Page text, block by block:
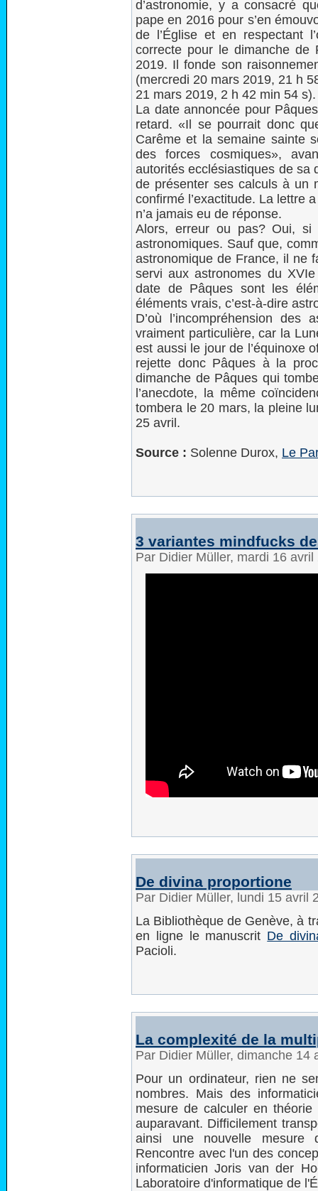
d’astronomie, y a consacré
pape en 2016 pour s’en
de l’Église et en respectant
correcte pour le dimanche de
2019. Il fonde son
(mercredi 20 mars 2019, 21 h
21 mars 2019, 2 h 42 min 54 s).
La date annoncée pour
retard. «Il se pourrait donc
Carême et la semaine sainte
des forces cosmiques»,
autorités ecclésiastiques de sa
de présenter ses calculs à un
confirmé l’exactitude. La lettre
n’a jamais eu de réponse.
Alors, erreur ou pas? Oui, si
astronomiques. Sauf que,
astronomique de France, il ne
servi aux astronomes du
date de Pâques sont les
éléments vrais, c’est-à-dire
D’où l’incompréhension des
vraiment particulière, car la
est aussi le jour de l’équinoxe
rejette donc Pâques à la
dimanche de Pâques qui
l’anecdote, la même
tombera le 20 mars, la pleine
25 avril.
Source : Solenne Durox, Le
3 variantes mindfucks
Par Didier Müller, mardi 16
De divina proportione
Par Didier Müller, lundi 15 avril
La Bibliothèque de Genève, à
en ligne le manuscrit De
Pacioli.
La complexité de la
Par Didier Müller, dimanche 14
Pour un ordinateur, rien ne
nombres. Mais des
mesure de calculer en
auparavant. Difficilement
ainsi une nouvelle mesure
Rencontre avec l'un des
informaticien Joris van der
Laboratoire d'informatique de